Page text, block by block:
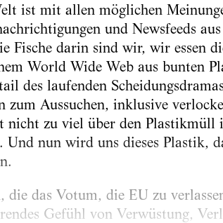
ist mit allen möglichen
und Newsfeeds
Fische darin sind wir, wir essen
World Wide Web aus bunten
des laufenden
Aussuchen, inklusive
nicht zu viel über den Plastikmüll
Und nun wird uns dieses Plastik,
die das Votum, die EU zu
Gefühl von Verwüstung,